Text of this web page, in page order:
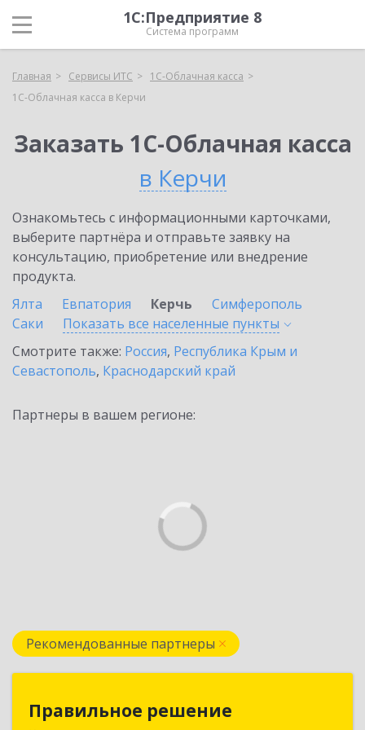
1С:Предприятие 8
Система программ
Главная Сервисы ИТС
1С-Облачная касса
1С-Облачная касса в Керчи
Заказать 1С-Облачная касса
в Керчи
Ознакомьтесь с информационными карточками,
выберите партнёра и отправьте заявку на
консультацию, приобретение или внедрение
продукта.
Ялта
Евпатория Керчь
Симферополь
Саки
Показать все населенные пункты
Смотрите также: Россия, Республика Крым и
Севастополь, Краснодарский край
Партнеры в вашем регионе:
Рекомендованные партнеры
Правильное решение